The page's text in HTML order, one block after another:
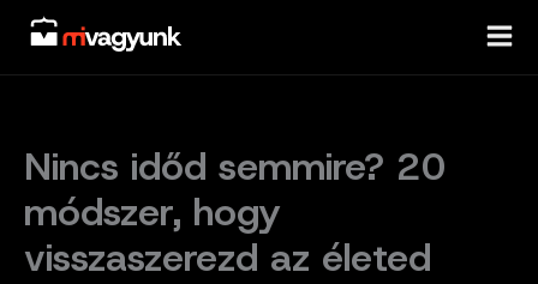
Skip
content
Nincs időd semmire? 20
módszer, hogy
visszaszerezd az életed